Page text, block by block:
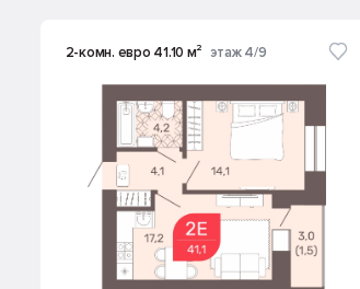
2-комн. евро 41.10 м² этаж 4/9